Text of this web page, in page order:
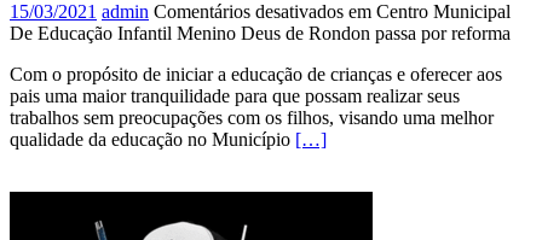
15/03/2021 admin Comentários desativados em Centro Municipal
De Educação Infantil Menino Deus de Rondon passa por reforma
Com o propósito de iniciar a educação de crianças e oferecer aos
pais uma maior tranquilidade para que possam realizar seus
trabalhos sem preocupações com os filhos, visando uma melhor
qualidade da educação no Município […]